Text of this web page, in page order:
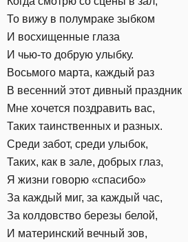
То вижу в полумраке зыбком
И восхищенные глаза
И чью-то добрую улыбку.
Восьмого марта, каждый раз
В весенний этот дивный праздник
Мне хочется поздравить вас,
Таких таинственных и разных.
Среди забот, среди улыбок,
Таких, как в зале, добрых глаз,
Я жизни говорю «спасибо»
За каждый миг, за каждый час,
За колдовство березы белой,
И материнский вечный зов,